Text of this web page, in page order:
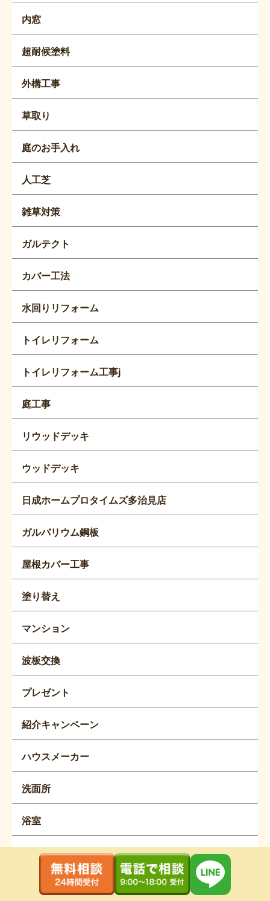
内窓
超耐候塗料
外構工事
草取り
庭のお手入れ
人工芝
雑草対策
ガルテクト
カバー工法
水回りリフォーム
トイレリフォーム
トイレリフォーム工事j
庭工事
リウッドデッキ
ウッドデッキ
日成ホームプロタイムズ多治見店
ガルバリウム鋼板
屋根カバー工事
塗り替え
マンション
波板交換
プレゼント
紹介キャンペーン
ハウスメーカー
洗面所
浴室
外構
お庭の工事